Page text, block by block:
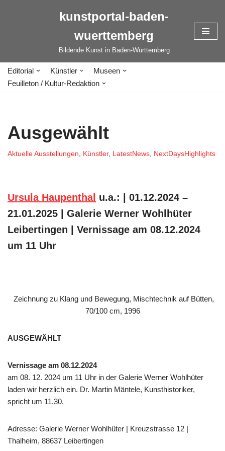
kunstportal-baden-
wuerttemberg
Bildende Kunst in Baden-Württemberg
Editorial Künstler
Museen
Feuilleton / Kultur-Redaktion
Ausgewählt
Aktuelle Ausstellungen, Künstler, LatestNews, NextDaysHighlights
Ursula Haupenthal u.a.: | 01.12.2024 –
21.01.2025 | Galerie Werner Wohlhüter
Leibertingen | Vernissage am 08.12.2024
um 11 Uhr
Zeichnung zu Klang und Bewegung, Mischtechnik auf Bütten,
70/100 cm, 1996
AUSGEWÄHLT
Vernissage am 08.12.2024
am 08. 12. 2024 um 11 Uhr in der Galerie Werner Wohlhüter
laden wir herzlich ein. Dr. Martin Mäntele, Kunsthistoriker,
spricht um 11.30.
Adresse: Galerie Werner Wohlhüter | Kreuzstrasse 12 |
Thalheim, 88637 Leibertingen